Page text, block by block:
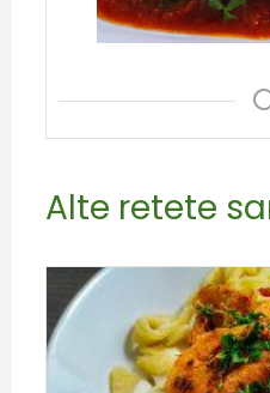
Alte retete